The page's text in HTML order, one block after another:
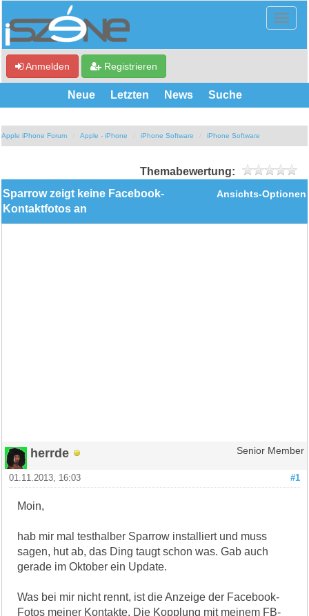
Anmelden Registrieren
Neue Letzten News Suche
Apple iPhone Forum Apple - iPhone iPhone Software iPhone Software
Themabewertung:
Ansichts-Optionen
Sparrow zeigt keine Facebook-
Kontaktfotos an
herrde Senior Member
#1
01.11.2013, 16:03
Moin,
hab mir mal testhalber Sparrow installiert und muss
sagen, hut ab, das Ding taugt schon was. Gab auch
gerade im Oktober ein Update.
Was bei mir nicht rennt, ist die Anzeige der Facebook-
Fotos meiner Kontakte. Die Kopplung mit meinem FB-